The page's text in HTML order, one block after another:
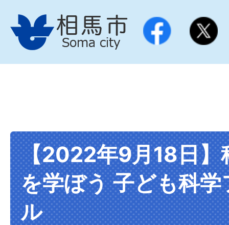
【2022年9月18日】
を学ぼう 子ども科
ル